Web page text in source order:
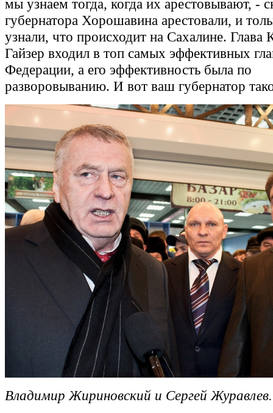
мы узнаем тогда, когда их арестовывают, -
губернатора Хорошавина арестовали, и
узнали, что происходит на Сахалине. Глава
Гайзер входил в топ самых эффективных
Федерации, а его эффективность была по
разворовыванию. И вот ваш губернатор
Владимир Жириновский и Сергей Журавлев.